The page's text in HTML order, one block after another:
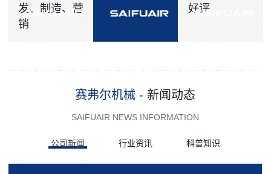
发、制造、营
销
好评
赛弗尔机械 - 新闻动态
SAIFUAIR NEWS INFORMATION
公司新闻 行业资讯 科普知识